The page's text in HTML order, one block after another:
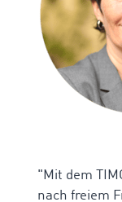
"Mit dem
nach freiem